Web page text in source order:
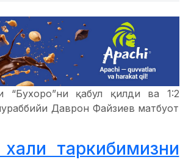
“Бухоро”ни қабул қилди ва 1:2
Даврон Файзиев матбуот
таркибимизни